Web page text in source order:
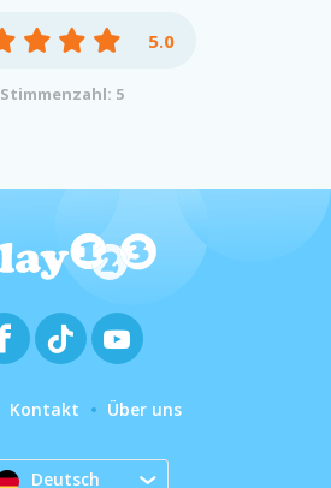
5.0
Stimmenzahl: 5
Kontakt Über uns
Deutsch